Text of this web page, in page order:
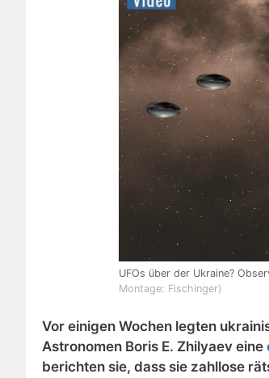
UFOs über der Ukraine?
Montage: Fischinger)
Vor einigen Wochen legten
Astronomen Boris E. Zhilyaev eine
berichten sie, dass sie zahllose